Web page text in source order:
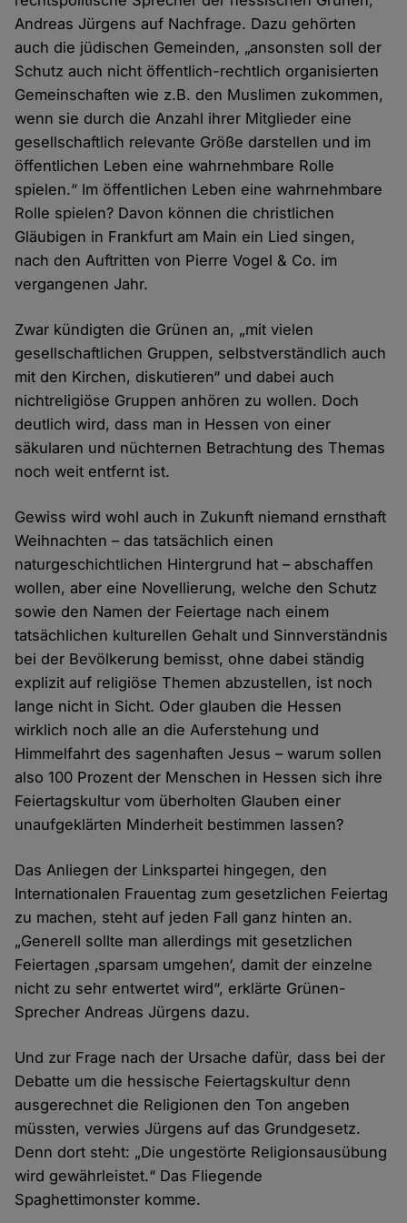
Andreas Jürgens auf Nachfrage. Dazu gehörten
auch die jüdischen Gemeinden, „ansonsten soll der
Schutz auch nicht öffentlich-rechtlich organisierten
Gemeinschaften wie z.B. den Muslimen zukommen,
wenn sie durch die Anzahl ihrer Mitglieder eine
gesellschaftlich relevante Größe darstellen und im
öffentlichen Leben eine wahrnehmbare Rolle
spielen.“ Im öffentlichen Leben eine wahrnehmbare
Rolle spielen? Davon können die christlichen
Gläubigen in Frankfurt am Main ein Lied singen,
nach den Auftritten von Pierre Vogel & Co. im
vergangenen Jahr.
Zwar kündigten die Grünen an, „mit vielen
gesellschaftlichen Gruppen, selbstverständlich auch
mit den Kirchen, diskutieren“ und dabei auch
nichtreligiöse Gruppen anhören zu wollen. Doch
deutlich wird, dass man in Hessen von einer
säkularen und nüchternen Betrachtung des Themas
noch weit entfernt ist.
Gewiss wird wohl auch in Zukunft niemand ernsthaft
Weihnachten – das tatsächlich einen
naturgeschichtlichen Hintergrund hat – abschaffen
wollen, aber eine Novellierung, welche den Schutz
sowie den Namen der Feiertage nach einem
tatsächlichen kulturellen Gehalt und Sinnverständnis
bei der Bevölkerung bemisst, ohne dabei ständig
explizit auf religiöse Themen abzustellen, ist noch
lange nicht in Sicht. Oder glauben die Hessen
wirklich noch alle an die Auferstehung und
Himmelfahrt des sagenhaften Jesus – warum sollen
also 100 Prozent der Menschen in Hessen sich ihre
Feiertagskultur vom überholten Glauben einer
unaufgeklärten Minderheit bestimmen lassen?
Das Anliegen der Linkspartei hingegen, den
Internationalen Frauentag zum gesetzlichen Feiertag
zu machen, steht auf jeden Fall ganz hinten an.
„Generell sollte man allerdings mit gesetzlichen
Feiertagen ‚sparsam umgehen‘, damit der einzelne
nicht zu sehr entwertet wird“, erklärte Grünen-
Sprecher Andreas Jürgens dazu.
Und zur Frage nach der Ursache dafür, dass bei der
Debatte um die hessische Feiertagskultur denn
ausgerechnet die Religionen den Ton angeben
müssten, verwies Jürgens auf das Grundgesetz.
Denn dort steht: „Die ungestörte Religionsausübung
wird gewährleistet.“ Das Fliegende
Spaghettimonster komme.